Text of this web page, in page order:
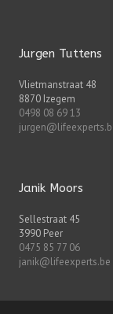
Jurgen Tuttens
Vlietmanstraat 48
8870 Izegem
0498 08 69 13
Janik Moors
Sellestraat 45
3990 Peer
0475 85 77 06
janik@lifeexperts.be